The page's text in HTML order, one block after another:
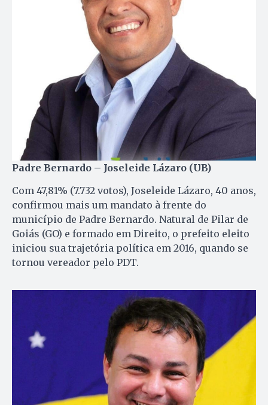
Padre Bernardo – Joseleide Lázaro (UB)
Com 47,81% (7.732 votos), Joseleide Lázaro, 40 anos,
confirmou mais um mandato à frente do
município de Padre Bernardo. Natural de Pilar de
Goiás (GO) e formado em Direito, o prefeito eleito
iniciou sua trajetória política em 2016, quando se
tornou vereador pelo PDT.